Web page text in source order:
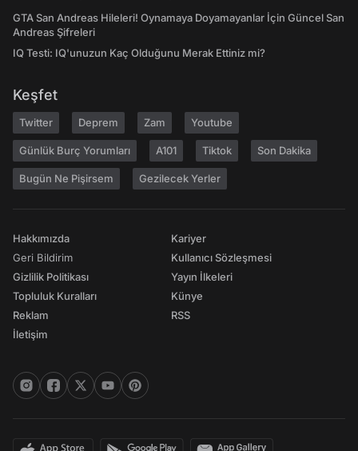
GTA San Andreas Hileleri! Oynamaya Doyamayanlar İçin Güncel San
Andreas Şifreleri
IQ Testi: IQ'unuzun Kaç Olduğunu Merak Ettiniz mi?
Keşfet
Twitter Deprem Zam Youtube
Günlük Burç Yorumları A101 Tiktok Son Dakika
Bugün Ne Pişirsem Gezilecek Yerler
Hakkımızda
Geri Bildirim
Gizlilik Politikası
Topluluk Kuralları
Reklam
İletişim
Kariyer
Kullanıcı Sözleşmesi
Yayın İlkeleri
Künye
RSS